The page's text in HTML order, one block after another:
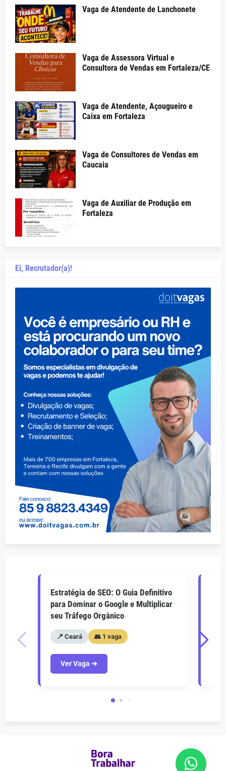
Vaga de Atendente de Lanchonete
Vaga de Assessora Virtual e
Consultora de Vendas em Fortaleza/CE
Vaga de Atendente, Açougueiro e
Caixa em Fortaleza
Vaga de Consultores de Vendas em
Caucaia
Vaga de Auxiliar de Produção em
Fortaleza
Ei, Recrutador(a)!
Estratégia de SEO: O Guia Definitivo
para Dominar o Google e Multiplicar
seu Tráfego Orgânico
📍 Ceará 👥 1 vaga
Ver Vaga ➔